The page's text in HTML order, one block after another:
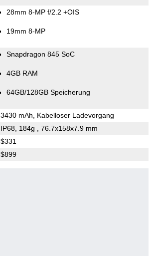
28mm 8-MP f/2.2 +OIS
19mm 8-MP
Snapdragon 845 SoC
4GB RAM
64GB/128GB Speicherung
3430 mAh, Kabelloser Ladevorgang
IP68, 184g , 76.7x158x7.9 mm
$331
$899